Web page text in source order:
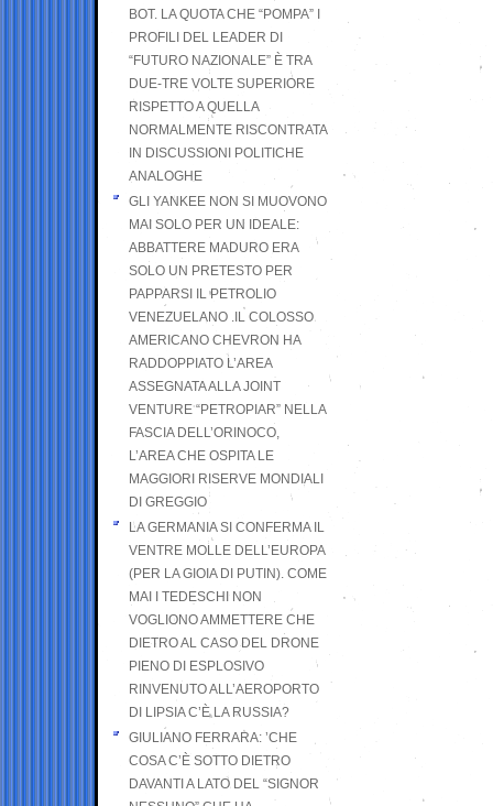
BOT. LA QUOTA CHE “POMPA” I
PROFILI DEL LEADER DI
“FUTURO NAZIONALE” È TRA
DUE-TRE VOLTE SUPERIORE
RISPETTO A QUELLA
NORMALMENTE RISCONTRATA
IN DISCUSSIONI POLITICHE
ANALOGHE
GLI YANKEE NON SI MUOVONO
MAI SOLO PER UN IDEALE:
ABBATTERE MADURO ERA
SOLO UN PRETESTO PER
PAPPARSI IL PETROLIO
VENEZUELANO .IL COLOSSO
AMERICANO CHEVRON HA
RADDOPPIATO L’AREA
ASSEGNATA ALLA JOINT
VENTURE “PETROPIAR” NELLA
FASCIA DELL’ORINOCO,
L’AREA CHE OSPITA LE
MAGGIORI RISERVE MONDIALI
DI GREGGIO
LA GERMANIA SI CONFERMA IL
VENTRE MOLLE DELL’EUROPA
(PER LA GIOIA DI PUTIN). COME
MAI I TEDESCHI NON
VOGLIONO AMMETTERE CHE
DIETRO AL CASO DEL DRONE
PIENO DI ESPLOSIVO
RINVENUTO ALL’AEROPORTO
DI LIPSIA C’È LA RUSSIA?
GIULIANO FERRARA: ’CHE
COSA C’È SOTTO DIETRO
DAVANTI A LATO DEL “SIGNOR